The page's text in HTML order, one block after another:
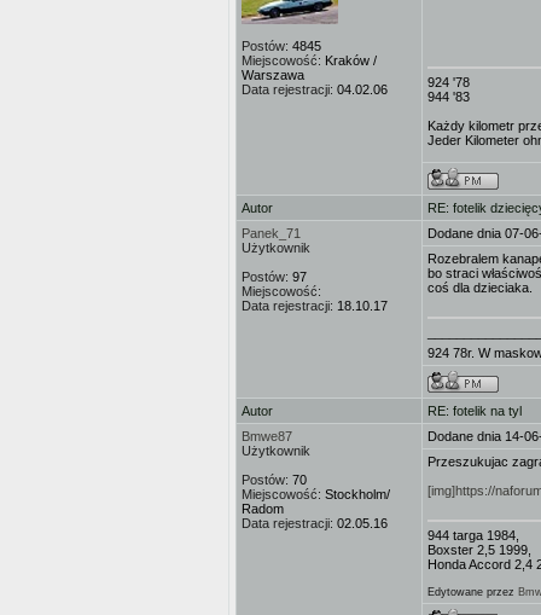
Postów: 4845
Miejscowość: Kraków /
Warszawa
Data rejestracji: 04.02.06
924 '78
944 '83
Każdy kilometr
Jeder Kilometer
Autor
RE: fotelik
Panek_71
Użytkownik
Postów: 97
Miejscowość:
Data rejestracji: 18.10.17
Dodane dnia 07-
Rozebralem
bo straci
coś dla dzieciaka.
924 78r. W
Autor
RE: fotelik na tyl
Bmwe87
Użytkownik
Postów: 70
Miejscowość: Stockholm/
Radom
Data rejestracji: 02.05.16
Dodane dnia 14-
Przeszukujac
[img]https://
944 targa 1984,
Boxster 2,5 1999,
Honda Accord 2,4
Edytowane przez